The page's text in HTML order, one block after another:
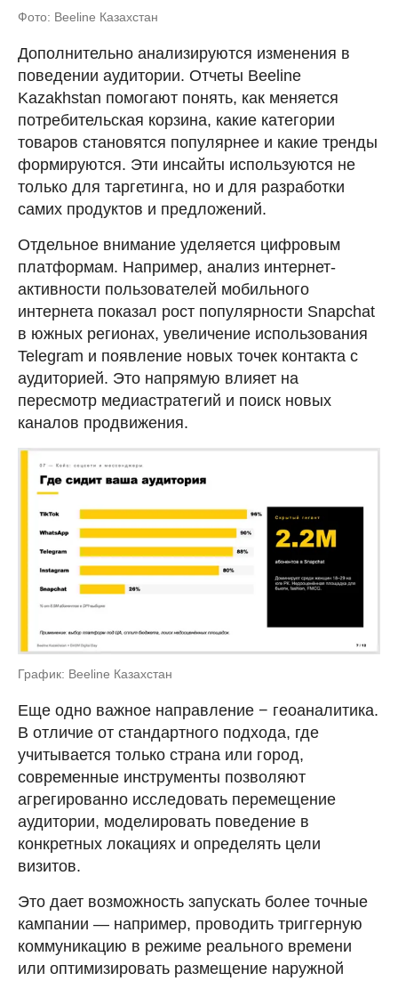
Фото: Beeline Казахстан
Дополнительно анализируются изменения в
поведении аудитории. Отчеты Beeline
Kazakhstan помогают понять, как меняется
потребительская корзина, какие категории
товаров становятся популярнее и какие тренды
формируются. Эти инсайты используются не
только для таргетинга, но и для разработки
самих продуктов и предложений.
Отдельное внимание уделяется цифровым
платформам. Например, анализ интернет-
активности пользователей мобильного
интернета показал рост популярности Snapchat
в южных регионах, увеличение использования
Telegram и появление новых точек контакта с
аудиторией. Это напрямую влияет на
пересмотр медиастратегий и поиск новых
каналов продвижения.
График: Beeline Казахстан
Еще одно важное направление − геоаналитика.
В отличие от стандартного подхода, где
учитывается только страна или город,
современные инструменты позволяют
агрегированно исследовать перемещение
аудитории, моделировать поведение в
конкретных локациях и определять цели
визитов.
Это дает возможность запускать более точные
кампании — например, проводить триггерную
коммуникацию в режиме реального времени
или оптимизировать размещение наружной